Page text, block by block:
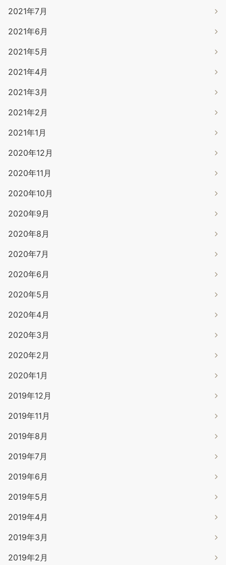
2021年7月
2021年6月
2021年5月
2021年4月
2021年3月
2021年2月
2021年1月
2020年12月
2020年11月
2020年10月
2020年9月
2020年8月
2020年7月
2020年6月
2020年5月
2020年4月
2020年3月
2020年2月
2020年1月
2019年12月
2019年11月
2019年8月
2019年7月
2019年6月
2019年5月
2019年4月
2019年3月
2019年2月